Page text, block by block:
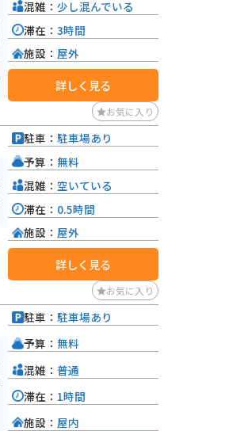
混雑： 少し混んでいる
滞在： 3時間
施設： 屋外
詳しく見る
お気に入り
駐車： 駐車場あり
予算： 無料
混雑： 空いている
滞在： 0.5時間
施設： 屋外
詳しく見る
お気に入り
駐車： 駐車場あり
予算： 無料
混雑： 普通
滞在： 1時間
施設： 屋内